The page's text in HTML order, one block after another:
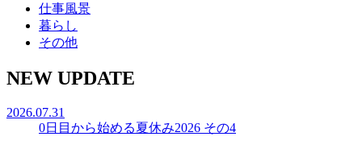
仕事風景
暮らし
その他
NEW UPDATE
2026.07.31
0日目から始める夏休み2026 その4